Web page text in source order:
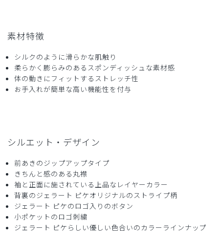
購入確認済み
年齢:40代 身長:161-165cm 体重:
色、形が思っていた通りで、とても着やすいです。
商品： 613ジェラート ピケ&クラシコ 白衣:レイヤース
リーブトップス/ラベンダー/M
コナ様
購入確認済み
年齢: 20代 身長: 150cm以下 体重: 45kg以下
可愛くて着心地良くて気に入ってます。仕事のモチベーショ
ン上がります。
素材特徴
シルクのように滑らかな肌触り
柔らかく膨らみのあるスポンディッシュな素材感
体の動きにフィットするストレッチ性
お手入れが簡単な高い機能性を付与
シルエット・デザイン
前あきのジップアップタイプ
きちんと感のある丸襟
袖と正面に施されている上品なレイヤーカラー
背裏のジェラート ピケオリジナルのストライプ柄
ジェラート ピケのロゴ入りのボタン
小ポケットのロゴ刺繍
ジェラート ピケらしい優しい色合いのカラーラインナップ